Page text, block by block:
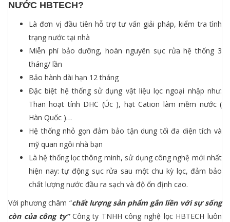
NƯỚC HBTECH?
Là đơn vị đầu tiên hỗ trợ tư vấn giải pháp, kiểm tra tình
trạng nước tại nhà
Miễn phí bảo dưỡng, hoàn nguyên sục rửa hệ thống 3
tháng/ lần
Bảo hành dài hạn 12 tháng
Đặc biệt hệ thống sử dụng vật liệu lọc ngoại nhập như:
Than hoạt tính DHC (Úc ), hạt Cation làm mềm nước (
Hàn Quốc )…
Hệ thống nhỏ gọn đảm bảo tận dung tối đa diện tích và
mỹ quan ngôi nhà bạn
Là hệ thống lọc thông minh, sử dụng công nghệ mới nhất
hiện nay: tự động sục rửa sau một chu kỳ lọc, đảm bảo
chất lượng nước đầu ra sạch và độ ổn định cao.
Với phương châm “chất lượng sản phẩm gắn liền với sự sống
còn của công ty”Công ty TNHH công nghệ lọc HBTECH luôn